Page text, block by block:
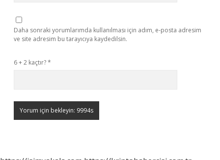
Daha sonraki yorumlarımda kullanılması için adım, e-posta adresim
ve site adresim bu tarayıcıya kaydedilsin.
6 + 2 kaçtır?*